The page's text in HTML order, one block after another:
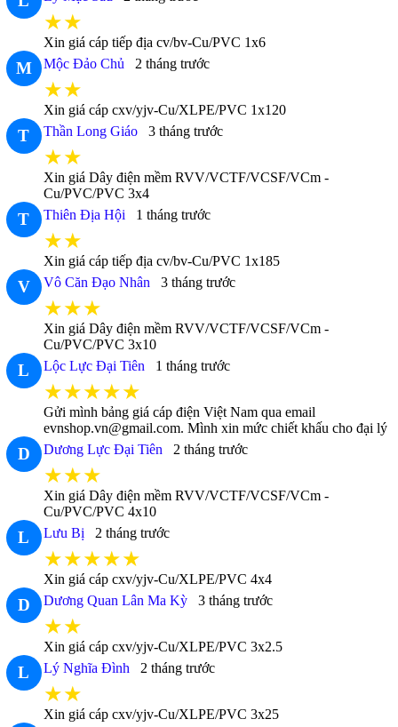
★★
Xin giá cáp tiếp địa cv/bv-Cu/PVC 1x6
M Mộc Đảo Chủ 2 tháng trước
★★
Xin giá cáp cxv/yjv-Cu/XLPE/PVC 1x120
T Thần Long Giáo 3 tháng trước
★★
Xin giá Dây điện mềm RVV/VCTF/VCSF/VCm -
Cu/PVC/PVC 3x4
T Thiên Địa Hội 1 tháng trước
★★
Xin giá cáp tiếp địa cv/bv-Cu/PVC 1x185
V Vô Căn Đạo Nhân 3 tháng trước
★★★
Xin giá Dây điện mềm RVV/VCTF/VCSF/VCm -
Cu/PVC/PVC 3x10
L Lộc Lực Đại Tiên 1 tháng trước
★★★★★
Gửi mình bảng giá cáp điện Việt Nam qua email
evnshop.vn@gmail.com. Mình xin mức chiết khấu cho đại lý
D Dương Lực Đại Tiên 2 tháng trước
★★★
Xin giá Dây điện mềm RVV/VCTF/VCSF/VCm -
Cu/PVC/PVC 4x10
L Lưu Bị 2 tháng trước
★★★★★
Xin giá cáp cxv/yjv-Cu/XLPE/PVC 4x4
D Dương Quan Lân Ma Kỳ 3 tháng trước
★★
Xin giá cáp cxv/yjv-Cu/XLPE/PVC 3x2.5
L Lý Nghĩa Đình 2 tháng trước
★★
Xin giá cáp cxv/yjv-Cu/XLPE/PVC 3x25